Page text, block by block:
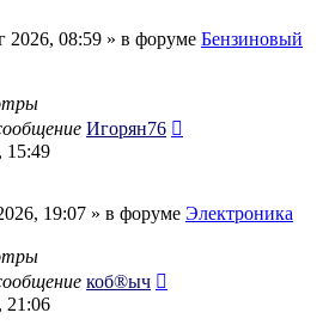
2026, 08:59 » в форуме Бензиновый
Игорян76
15:49
19:07 » в форуме Электроника
коб®ыч
21:06